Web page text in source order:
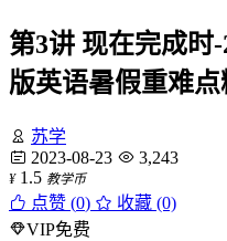
第3讲 现在完成时
版英语暑假重难
苏学
2023-08-23
3,243
¥ 1.5 教学币
点赞 (0)
收藏 (0)
VIP免费